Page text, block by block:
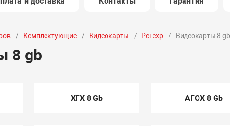
Комплектующие Видеокарты Pci-exp Видеокарты 8 gb
8 gb
XFX 8 Gb AFOX 8 Gb